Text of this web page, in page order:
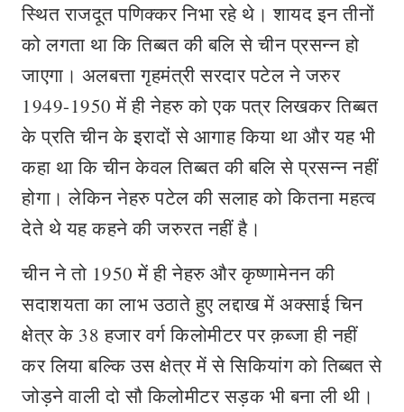
स्थित राजदूत पणिक्कर निभा रहे थे। शायद इन तीनों
को लगता था कि तिब्बत की बलि से चीन प्रसन्न हो
जाएगा। अलबत्ता गृहमंत्री सरदार पटेल ने जरुर
1949-1950 में ही नेहरु को एक पत्र लिखकर तिब्बत
के प्रति चीन के इरादों से आगाह किया था और यह भी
कहा था कि चीन केवल तिब्बत की बलि से प्रसन्न नहीं
होगा। लेकिन नेहरु पटेल की सलाह को कितना महत्व
देते थे यह कहने की जरुरत नहीं है।
चीन ने तो 1950 में ही नेहरु और कृष्णामेनन की
सदाशयता का लाभ उठाते हुए लद्दाख में अक्साई चिन
क्षेत्र के 38 हजार वर्ग किलोमीटर पर क़ब्जा ही नहीं
कर लिया बल्कि उस क्षेत्र में से सिकियांग को तिब्बत से
जोड़ने वाली दो सौ किलोमीटर सड़क भी बना ली थी।